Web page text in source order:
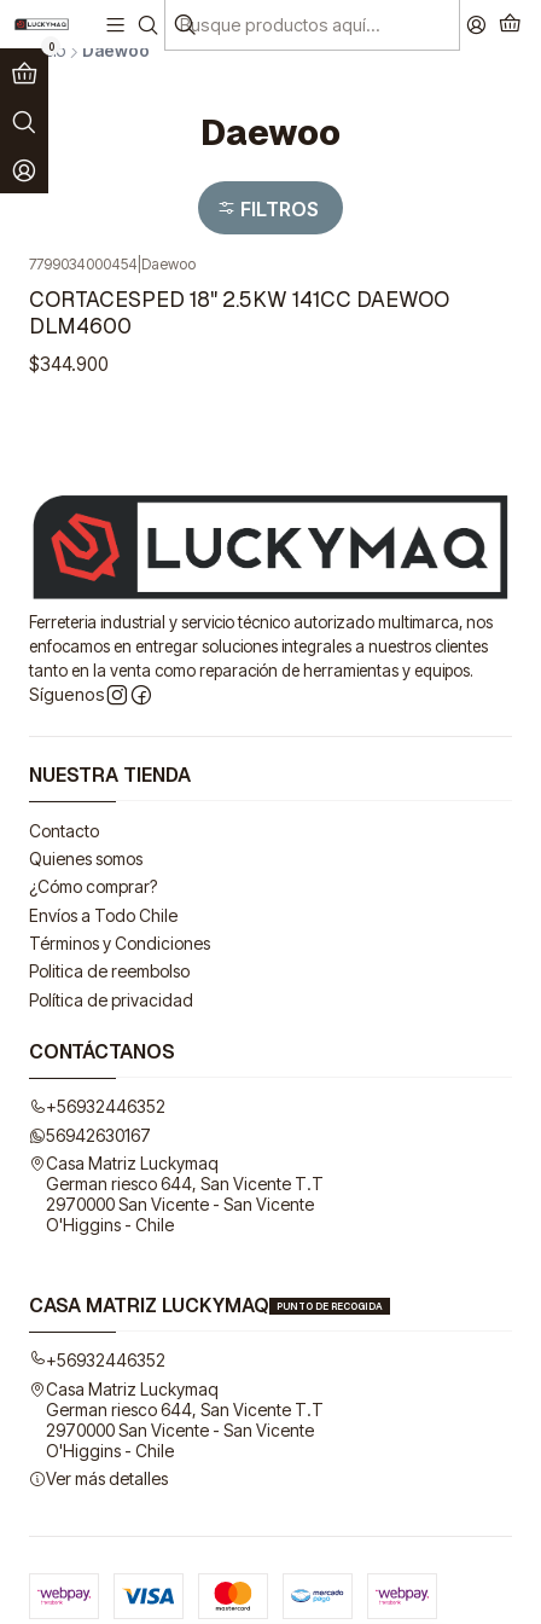
0
Paga en 3 cuotas sin interés! Ver más
Inicio Daewoo
Daewoo
FILTROS
Agotado
7799034000454 Daewoo
CORTACESPED 18" 2.5KW 141CC DAEWOO
DLM4600
$344.900
Ferreteria industrial y servicio técnico autorizado multimarca, nos
enfocamos en entregar soluciones integrales a nuestros clientes
tanto en la venta como reparación de herramientas y equipos.
Síguenos
NUESTRA TIENDA
Contacto
Quienes somos
¿Cómo comprar?
Envíos a Todo Chile
Términos y Condiciones
Politica de reembolso
Política de privacidad
CONTÁCTANOS
+56932446352
56942630167
Casa Matriz Luckymaq
German riesco 644, San Vicente T.T
2970000 San Vicente - San Vicente
O'Higgins - Chile
CASA MATRIZ LUCKYMAQ PUNTO DE RECOGIDA
+56932446352
Casa Matriz Luckymaq
German riesco 644, San Vicente T.T
2970000 San Vicente - San Vicente
O'Higgins - Chile
Ver más detalles